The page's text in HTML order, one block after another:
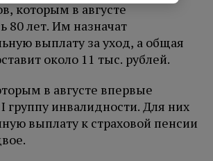
которым в августе
80 лет. Им назначат
выплату за уход, а общая
около 11 тыс. рублей.
в августе впервые
группу инвалидности. Для них
выплату к страховой пенсии